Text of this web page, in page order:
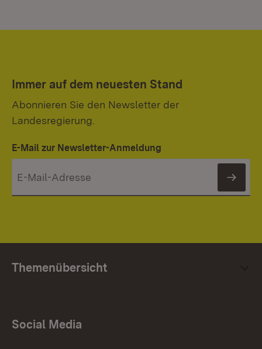
Immer auf dem neuesten Stand
Abonnieren Sie den Newsletter der
Landesregierung.
E-Mail zur Newsletter-Anmeldung
Themenübersicht
Social Media